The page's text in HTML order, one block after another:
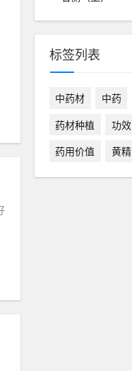
标签列表
中药材 中药
药材种植
功效
药用价值
黄精